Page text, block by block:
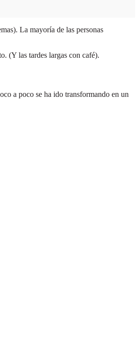
La mayoría de las personas
(Y las tardes largas con café).
a poco se ha ido transformando en un